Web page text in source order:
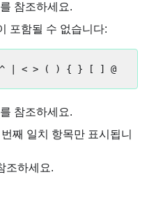
를 참조하세요.
포함될 수 없습니다:
를 참조하세요.
째 일치 항목만 표시됩니
조하세요.